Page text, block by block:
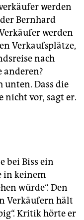
werden
Bernhard
werden
Verkaufsplätze,
nach
anderen?
unten. Dass die
nicht vor, sagt er.
bei Biss ein
in keinem
würde“. Den
Verkäufern hält
Kritik hörte er